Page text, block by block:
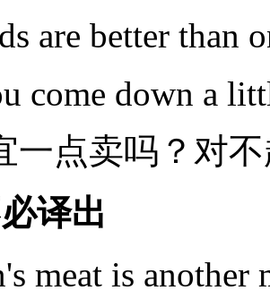
are better
come down a
一点卖吗？对
必译出
meat is